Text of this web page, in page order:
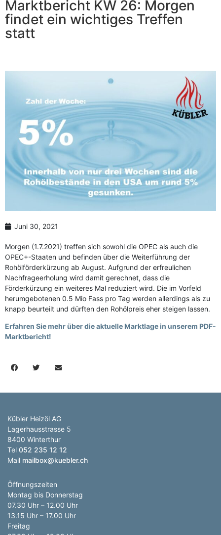
Marktbericht KW 26: Morgen
findet ein wichtiges Treffen
statt
Juni 30, 2021
Morgen (1.7.2021) treffen sich sowohl die OPEC als auch die
OPEC+-Staaten und befinden über die Weiterführung der
Rohölförderkürzung ab August. Aufgrund der erfreulichen
Nachfrageerholung wird damit gerechnet, dass die
Förderkürzung ein weiteres Mal reduziert wird. Die im Vorfeld
herumgebotenen 0.5 Mio Fass pro Tag werden allerdings als zu
knapp beurteilt und dürften den Rohölpreis eher steigen lassen.
Erfahren Sie mehr über die aktuelle Marktlage in unserem PDF-
Marktbericht!
Kübler Heizöl AG
Lagerhausstrasse 5
8400 Winterthur
Tel 052 235 12 12
Mail mailbox@kuebler.ch
Öffnungszeiten
Montag bis Donnerstag
07.30 Uhr – 12.00 Uhr
13.15 Uhr – 17.00 Uhr
Freitag